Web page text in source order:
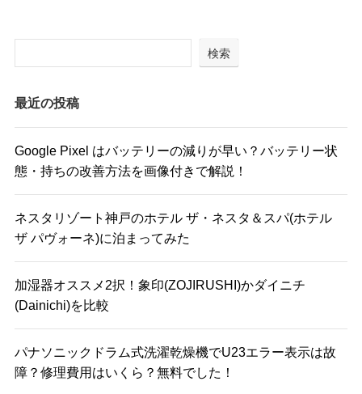
検索
最近の投稿
Google Pixel はバッテリーの減りが早い？バッテリー状
態・持ちの改善方法を画像付きで解説！
ネスタリゾート神戸のホテル ザ・ネスタ＆スパ(ホテル
ザ パヴォーネ)に泊まってみた
加湿器オススメ2択！象印(ZOJIRUSHI)かダイニチ
(Dainichi)を比較
パナソニックドラム式洗濯乾燥機でU23エラー表示は故
障？修理費用はいくら？無料でした！